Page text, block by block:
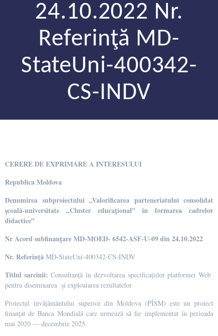
24.10.2022 Nr.
Referinţă MD-
StateUni-400342-
CS-INDV
CERERE DE EXPRIMARE A INTERESULUI
Republica Moldova
Denumirea subproiectului „Valorificarea parteneriatului consolidat
școală-universitate „Cluster educațional” în formarea cadrelor
didactice”
Nr Acord subfinanțare MD-MOED- 6542-ASF-U-09 din 24.10.2022
Nr. Referinţă MD-StateUni-400342-CS-INDV
Titlul sarcinii:Consultanță în dezvoltarea specificațiilor platformei Web
pentru diseminarea și exploatarea rezultatelor
Proiectul învățământului superior din Moldova (PÎSM) este un proiect
finanțat de Banca Mondială care urmează să fie implementat în perioada
mai 2020 — decembrie 2025.